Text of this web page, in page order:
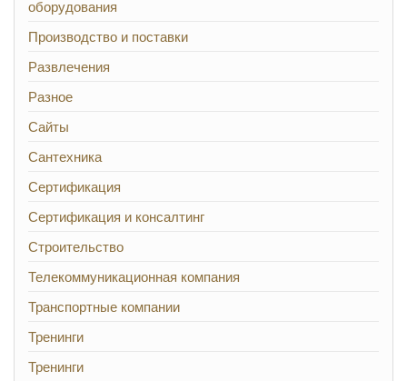
оборудования
Производство и поставки
Развлечения
Разное
Сайты
Сантехника
Сертификация
Сертификация и консалтинг
Строительство
Телекоммуникационная компания
Транспортные компании
Тренинги
Тренинги